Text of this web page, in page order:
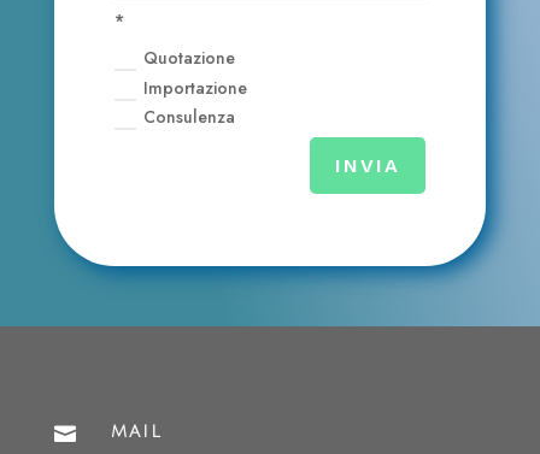
*
Quotazione
Importazione
Consulenza
INVIA
 MAIL